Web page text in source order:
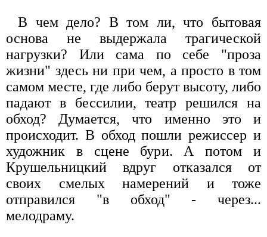
В чем дело? В том ли, что бытовая
основа не выдержала трагической
нагрузки? Или сама по себе "проза
жизни" здесь ни при чем, а просто в том
самом месте, где либо берут высоту, либо
падают в бессилии, театр решился на
обход? Думается, что именно это и
происходит. В обход пошли режиссер и
художник в сцене бури. А потом и
Крушельницкий вдруг отказался от
своих смелых намерений и тоже
отправился "в обход" - через...
мелодраму.